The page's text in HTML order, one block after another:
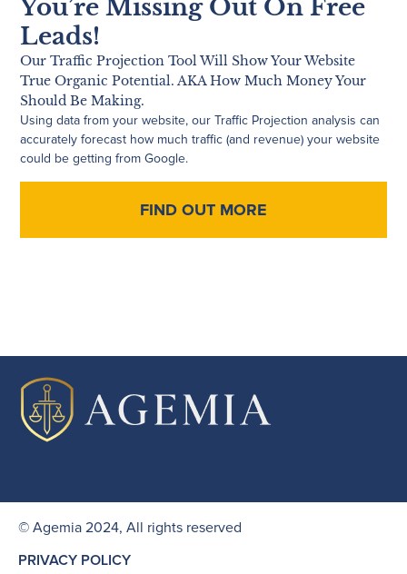
You’re Missing Out On Free
Leads!
Our Traffic Projection Tool Will Show Your Website
True Organic Potential. AKA How Much Money Your
Should Be Making.
Using data from your website, our Traffic Projection analysis can
accurately forecast how much traffic (and revenue) your website
could be getting from Google.
FIND OUT MORE
© Agemia 2024, All rights reserved
PRIVACY POLICY